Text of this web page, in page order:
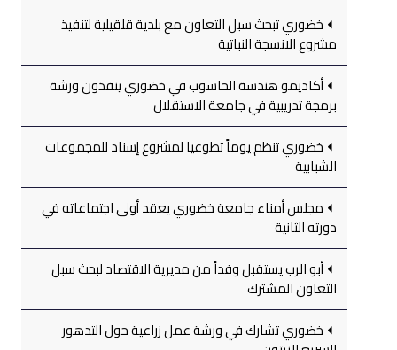
خضوري تبحث سبل التعاون مع بلدية قلقيلية لتنفيذ
مشروع الانسجة النباتية
أكاديمو هندسة الحاسوب في خضوري ينفذون ورشة
برمجة تدريبية في جامعة الاستقلال
خضوري تنظم يوماً تطوعيا لمشروع إسناد للمجموعات
الشبابية
مجلس أمناء جامعة خضوري يعقد أولى اجتماعاته في
دورته الثانية
أبو الرب يستقبل وفداً من مديرية الاقتصاد لبحث سبل
التعاون المشترك
خضوري تشارك في ورشة عمل زراعية حول التدهور